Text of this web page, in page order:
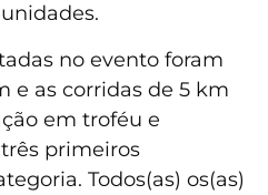
no evento foram
e as corridas de 5 km
em troféu e
primeiros
Todos(as) os(as)